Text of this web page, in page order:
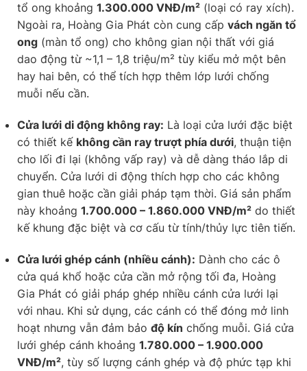
tổ ong khoảng 1.300.000 VNĐ/m² (loại có ray xích).
Ngoài ra, Hoàng Gia Phát còn cung cấp vách ngăn tổ
ong (màn tổ ong) cho không gian nội thất với giá
dao động từ ~1,1 – 1,8 triệu/m² tùy kiểu mở một bên
hay hai bên, có thể tích hợp thêm lớp lưới chống
muỗi nếu cần.
Cửa lưới di động không ray: Là loại cửa lưới đặc biệt
có thiết kế không cần ray trượt phía dưới, thuận tiện
cho lối đi lại (không vấp ray) và dễ dàng tháo lắp di
chuyển. Cửa lưới di động thích hợp cho các không
gian thuê hoặc cần giải pháp tạm thời. Giá sản phẩm
này khoảng 1.700.000 – 1.860.000 VNĐ/m² do thiết
kế khung đặc biệt và cơ cấu từ tính/thủy lực tiên tiến.
Cửa lưới ghép cánh (nhiều cánh): Dành cho các ô
cửa quá khổ hoặc cửa cần mở rộng tối đa, Hoàng
Gia Phát có giải pháp ghép nhiều cánh cửa lưới lại
với nhau. Khi sử dụng, các cánh có thể đóng mở linh
hoạt nhưng vẫn đảm bảo độ kín chống muỗi. Giá cửa
lưới ghép cánh khoảng 1.780.000 – 1.900.000
VNĐ/m², tùy số lượng cánh ghép và độ phức tạp khi